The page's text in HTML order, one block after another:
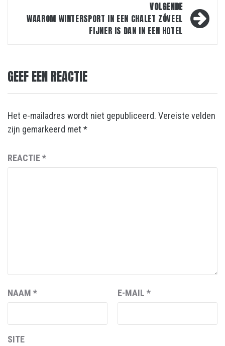
VOLGENDE
WAAROM WINTERSPORT IN EEN CHALET ZÓVEEL
FIJNER IS DAN IN EEN HOTEL
GEEF EEN REACTIE
Het e-mailadres wordt niet gepubliceerd. Vereiste velden
zijn gemarkeerd met *
REACTIE*
NAAM * E-MAIL *
SITE